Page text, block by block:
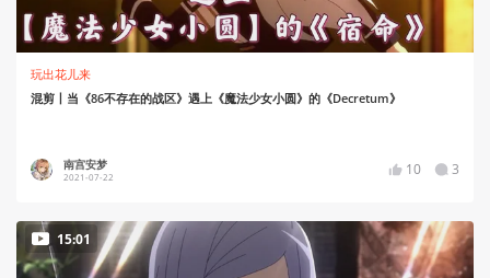
玩出花儿来
混剪丨当《86不存在的战区》遇上《魔法少女小圆》的《Decretum》
南宫安梦
2021-07-22 10 3
15:01